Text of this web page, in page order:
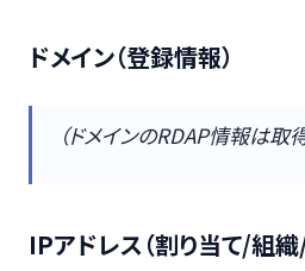
ドメイン（登録情報）
（ドメインのRDAP情報は取
IPアドレス（割り当て/組織/